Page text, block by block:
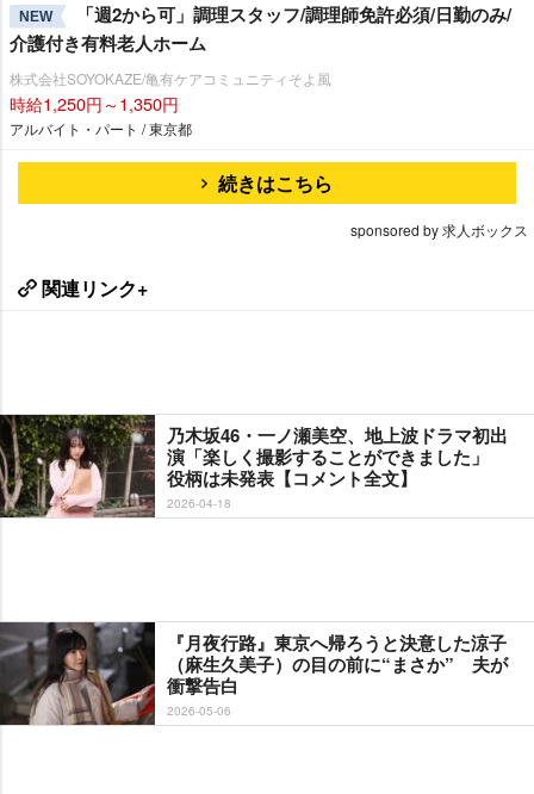
NEW
「週2から可」調理スタッフ/調理師免許必須/日勤のみ/
介護付き有料老人ホーム
株式会社SOYOKAZE/亀有ケアコミュニティそよ風
時給1,250円～1,350円
アルバイト・パート / 東京都
続きはこちら
sponsored by 求人ボックス
関連リンク+
乃木坂46・一ノ瀬美空、地上波ドラマ初出
演「楽しく撮影することができました」
役柄は未発表【コメント全文】
2026-04-18
『月夜行路』東京へ帰ろうと決意した涼子
（麻生久美子）の目の前に“まさか” 夫が
衝撃告白
2026-05-06